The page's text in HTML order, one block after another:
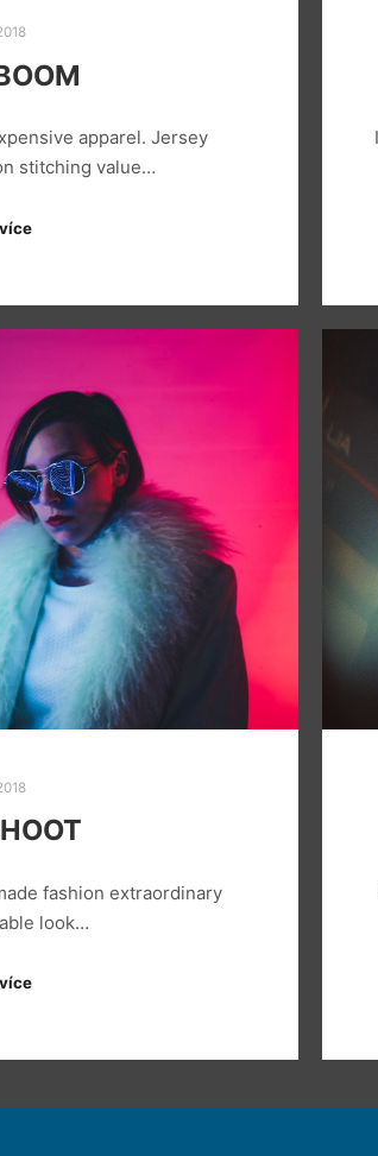
apparel. Jersey
stitching value…
fashion extraordinary
look…